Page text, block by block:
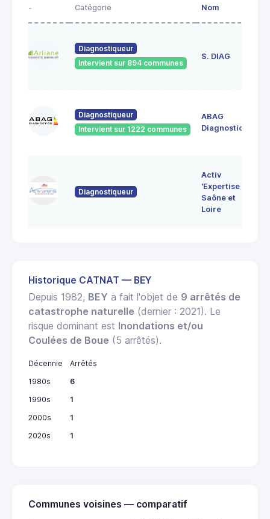
- Catégorie Nom
Diagnostiqueur
Intervient sur 894 communes
S. DIAG
Diagnostiqueur
Intervient sur 1222 communes
ABAG
Diagnostics
Diagnostiqueur
Activ
'Expertise
Saône et
Loire
Historique CATNAT — BEY
Depuis 1982, BEY a fait l'objet de 9 arrêtés de
catastrophe naturelle (dernier : 2021). Le
risque dominant est Inondations et/ou
Coulées de Boue (5 arrêtés).
Décennie
Arrêtés
1980s
6
1990s
1
2000s
1
2020s
1
Communes voisines — comparatif